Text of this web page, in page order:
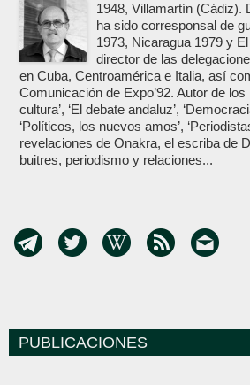
1948, Villamartín (Cádiz).
ha sido corresponsal de
1973, Nicaragua 1979 y
director de las
en Cuba, Centroamérica e Italia, así
Comunicación de Expo’92. Autor de los
cultura’, ‘El debate andaluz’,
‘Políticos, los nuevos amos’,
revelaciones de Onakra, el escriba de
buitres, periodismo y relaciones...
PUBLICACIONES